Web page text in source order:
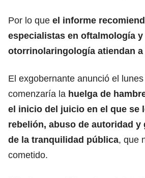
Por lo que el informe
especialistas en oftalmología y
otorrinolaringología atiendan a
El exgobernante anunció el
comenzaría la huelga de
el inicio del juicio en el que se
rebelión, abuso de autoridad y
de la tranquilidad pública, que
cometido.